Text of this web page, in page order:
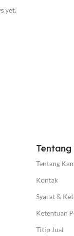
yet.
Tentang
Tentang
Kontak
Syarat &
Ketentuan
Titip Jual